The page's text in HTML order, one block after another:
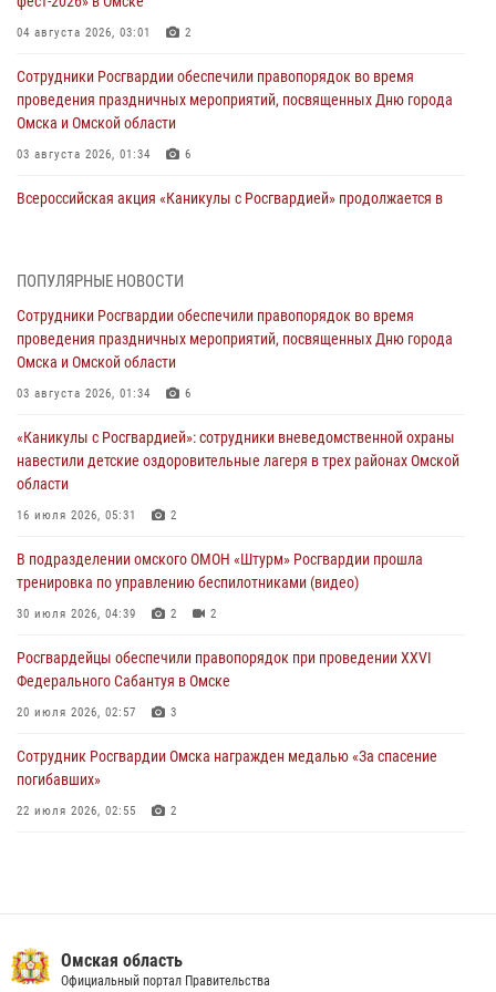
04 августа 2026, 03:01 2
Сотрудники Росгвардии обеспечили правопорядок во время
проведения праздничных мероприятий, посвященных Дню города
Омска и Омской области
03 августа 2026, 01:34 6
Всероссийская акция «Каникулы с Росгвардией» продолжается в
тренировка по управлению беспилотниками (видео)
30 июля 2026, 04:39 2
Росгвардия обеспечила безопасность уникального передвижного
29 июля 2026, 01:49
Росгвардейцы приняли участие в крестном ходе в День крещения
Руси в Омске
При содействии спецназа Росгвардии пресечены нарушения
миграционного законодательства в Омске (видео)
ПОПУЛЯРНЫЕ НОВОСТИ
Сотрудники Росгвардии обеспечили правопорядок во время
проведения праздничных мероприятий, посвященных Дню города
Омска и Омской области
03 августа 2026, 01:34 6
«Каникулы с Росгвардией»: сотрудники вневедомственной охраны
навестили детские оздоровительные лагеря в трех районах Омской
области
16 июля 2026, 05:31 2
В подразделении омского ОМОН «Штурм» Росгвардии прошла
тренировка по управлению беспилотниками (видео)
30 июля 2026, 04:39 2 2
Росгвардейцы обеcпечили правопорядок при проведении XXVI
Федерального Сабантуя в Омске
20 июля 2026, 02:57 3
Сотрудник Росгвардии Омска награжден медалью «За спасение
погибавших»
22 июля 2026, 02:55 2
Росгвардейцы приняли участие в крестном ходе в День крещения
Руси в Омске
Омская область
Официальный портал Правительства